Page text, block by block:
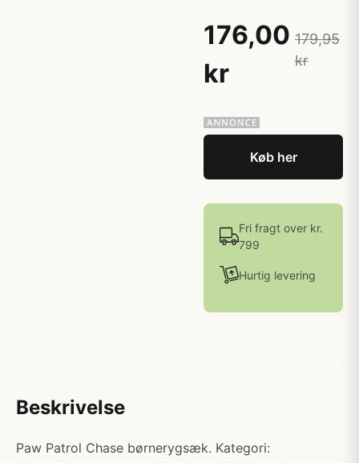
176,00
kr
179,95
kr
Køb her
Fri fragt over kr.
799
Hurtig levering
Beskrivelse
Paw Patrol Chase børnerygsæk. Kategori: